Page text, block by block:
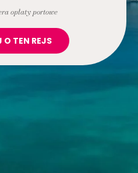
opłaty portowe
O TEN REJS